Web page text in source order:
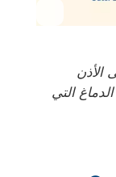
الأذن
التي